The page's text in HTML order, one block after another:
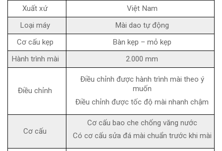
Xuất xứ
Việt Nam
Loại máy
Mài dao tự động
Cơ cấu kẹp
Bàn kẹp – mỏ kẹp
Hành trình mài
2.000 mm
Điều chỉnh
Điều chỉnh được hành trình mài theo ý
muốn
Điều chỉnh được tốc độ mài nhanh chậm
Cơ cấu
Cơ cấu bao che chống văng nước
Có cơ cấu sửa đá mài chuẩn trước khi mài